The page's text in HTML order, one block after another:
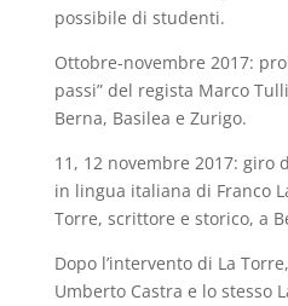
possibile di studenti.
Ottobre-novembre 2017:
passi” del regista Marco
Berna, Basilea e Zurigo.
11, 12 novembre 2017: giro
in lingua italiana di Franco
Torre, scrittore e storico, a
Dopo l’intervento di La
Umberto Castra e lo stesso